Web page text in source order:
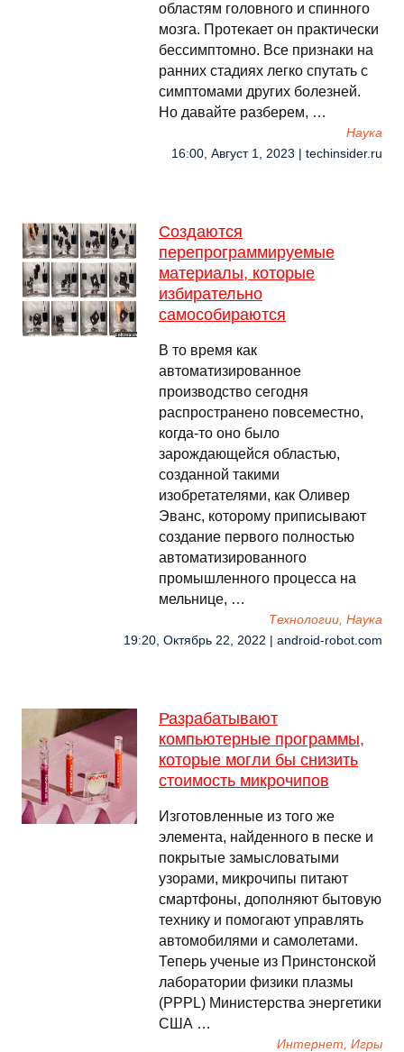
областям головного и спинного
мозга. Протекает он практически
бессимптомно. Все признаки на
ранних стадиях легко спутать с
симптомами других болезней.
Но давайте разберем, …
Наука
16:00, Август 1, 2023 | techinsider.ru
Создаются
перепрограммируемые
материалы, которые
избирательно
самособираются
В то время как
автоматизированное
производство сегодня
распространено повсеместно,
когда-то оно было
зарождающейся областью,
созданной такими
изобретателями, как Оливер
Эванс, которому приписывают
создание первого полностью
автоматизированного
промышленного процесса на
мельнице, …
Технологии, Наука
19:20, Октябрь 22, 2022 | android-robot.com
Разрабатывают
компьютерные программы,
которые могли бы снизить
стоимость микрочипов
Изготовленные из того же
элемента, найденного в песке и
покрытые замысловатыми
узорами, микрочипы питают
смартфоны, дополняют бытовую
технику и помогают управлять
автомобилями и самолетами.
Теперь ученые из Принстонской
лаборатории физики плазмы
(PPPL) Министерства энергетики
США …
Интернет, Игры